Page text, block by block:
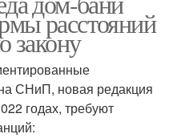
расстояний
закону
СНиП, новая редакция
годах, требуют